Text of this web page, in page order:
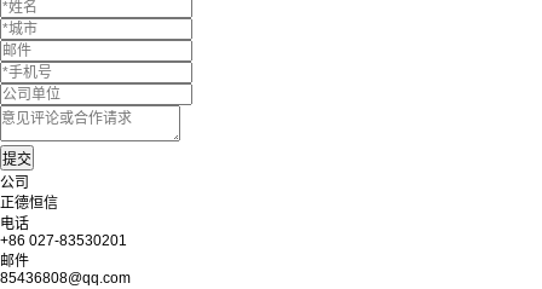
公司
正德恒信
电话
+86 027-83530201
邮件
85436808@qq.com